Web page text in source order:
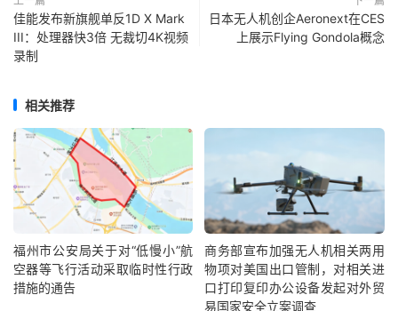
佳能发布新旗舰单反1D X Mark
III：处理器快3倍 无裁切4K视频
录制
日本无人机创企Aeronext在CES
上展示Flying Gondola概念
相关推荐
福州市公安局关于对“低慢小”航
空器等飞行活动采取临时性行政
措施的通告
商务部宣布加强无人机相关两用
物项对美国出口管制，对相关进
口打印复印办公设备发起对外贸
易国家安全立案调查